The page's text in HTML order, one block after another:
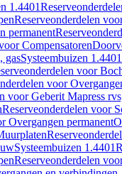
1.4401
Reserveonderdelen
permanent
Compensatoren
gasSysteembuizen 1.4401
voor
voor
voor Geberit Mapress
Reserveonderdelen voor
Overgangen permanent
Systeembuizen 1.4401
Reserveonderdelen